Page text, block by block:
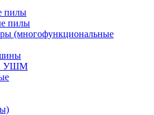
пилы
пилы
(многофункциональные
УШМ